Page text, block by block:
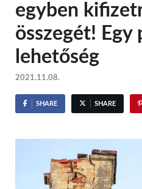
egyben
összegét! Egy
lehetőség
2021.11.08.
SHARE SHARE